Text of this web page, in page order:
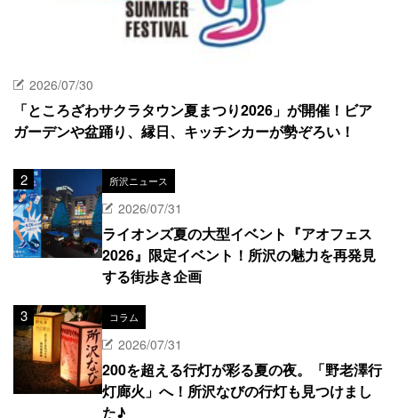
2026/07/30
「ところざわサクラタウン夏まつり2026」が開催！ビア
ガーデンや盆踊り、縁日、キッチンカーが勢ぞろい！
所沢ニュース
2026/07/31
ライオンズ夏の大型イベント『アオフェス
2026』限定イベント！所沢の魅力を再発見
する街歩き企画
コラム
2026/07/31
200を超える行灯が彩る夏の夜。「野老澤行
灯廊火」へ！所沢なびの行灯も見つけまし
た♪